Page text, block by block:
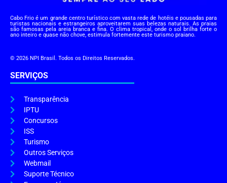
Cabo Frio é um grande centro turístico com vasta rede de hotéis e pousadas para
turistas nacionais e estrangeiros aproveitarem suas belezas naturais. As praias
são famosas pela areia branca e fina. O clima tropical, onde o sol brilha forte o
ano inteiro e quase não chove, estimula fortemente este turismo praiano.
© 2026 NPI Brasil. Todos os Direitos Reservados.
SERVIÇOS
Transparência
IPTU
Concursos
ISS
Turismo
Outros Serviços
Webmail
Suporte Técnico